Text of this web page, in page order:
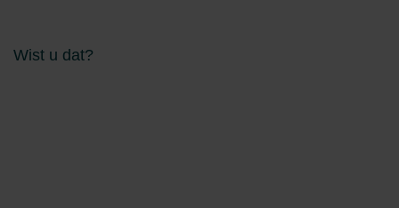
Wist u dat?